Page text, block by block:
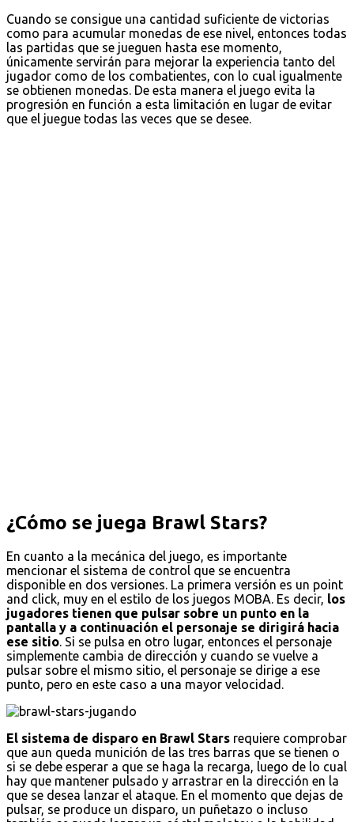
Cuando se consigue una cantidad suficiente de victorias
como para acumular monedas de ese nivel, entonces todas
las partidas que se jueguen hasta ese momento,
únicamente servirán para mejorar la experiencia tanto del
jugador como de los combatientes, con lo cual igualmente
se obtienen monedas. De esta manera el juego evita la
progresión en función a esta limitación en lugar de evitar
que el juegue todas las veces que se desee.
¿Cómo se juega Brawl Stars?
En cuanto a la mecánica del juego, es importante
mencionar el sistema de control que se encuentra
disponible en dos versiones. La primera versión es un point
and click, muy en el estilo de los juegos MOBA. Es decir, los
jugadores tienen que pulsar sobre un punto en la
pantalla y a continuación el personaje se dirigirá hacia
ese sitio. Si se pulsa en otro lugar, entonces el personaje
simplemente cambia de dirección y cuando se vuelve a
pulsar sobre el mismo sitio, el personaje se dirige a ese
punto, pero en este caso a una mayor velocidad.
El sistema de disparo en Brawl Stars requiere comprobar
que aun queda munición de las tres barras que se tienen o
si se debe esperar a que se haga la recarga, luego de lo cual
hay que mantener pulsado y arrastrar en la dirección en la
que se desea lanzar el ataque. En el momento que dejas de
pulsar, se produce un disparo, un puñetazo o incluso